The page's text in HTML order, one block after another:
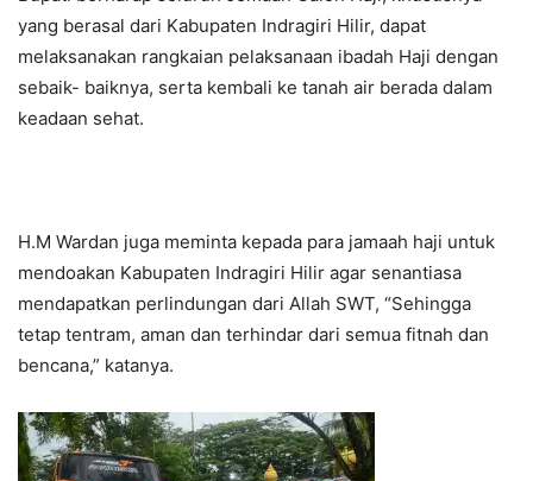
yang berasal dari Kabupaten Indragiri Hilir, dapat
melaksanakan rangkaian pelaksanaan ibadah Haji dengan
sebaik- baiknya, serta kembali ke tanah air berada dalam
keadaan sehat.
H.M Wardan juga meminta kepada para jamaah haji untuk
mendoakan Kabupaten Indragiri Hilir agar senantiasa
mendapatkan perlindungan dari Allah SWT, “Sehingga
tetap tentram, aman dan terhindar dari semua fitnah dan
bencana,” katanya.